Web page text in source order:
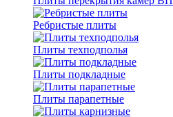
Ребристые плиты
Плиты техподполья
Плиты подкладные
Плиты парапетные